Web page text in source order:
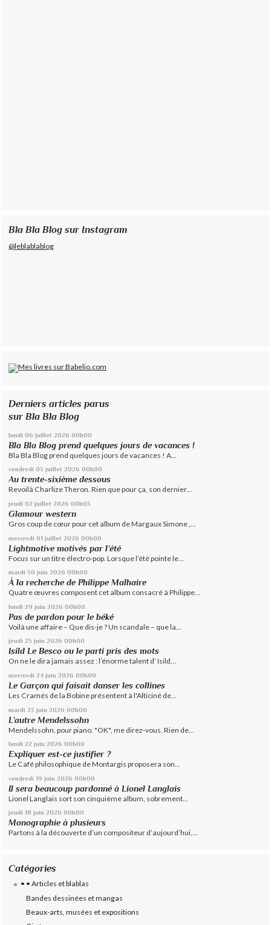
Bla Bla Blog sur Instagram
@leblablablog
Derniers articles parus
sur Bla Bla Blog
lundi 06 juillet 2026 00h00
Bla Bla Blog prend quelques jours de vacances !
Bla Bla Blog prend quelques jours de vacances ! A...
vendredi 03 juillet 2026 00h00
Au trente-sixième dessous
Revoilà Charlize Theron. Rien que pour ça, son dernier...
jeudi 02 juillet 2026 00h03
Glamour western
Gros coup de cœur pour cet album de Margaux Simone ,...
mercredi 01 juillet 2026 00h00
Lightmotive motivés par l’été
Focus sur un titre électro-pop. Lorsque l’été pointe le...
mardi 30 juin 2026 00h00
À la recherche de Philippe Malhaire
Quatre œuvres composent cet album consacré à Philippe...
lundi 29 juin 2026 00h00
Pas de pardon pour le béké
Voilà une affaire – Que dis-je ? Un scandale – que la...
jeudi 25 juin 2026 00h00
Isild Le Besco ou le parti pris des mots
On ne le dira jamais assez : l’énorme talent d’ Isild...
mercredi 24 juin 2026 00h00
Le Garçon qui faisait danser les collines
Les Cramés de la Bobine présentent à l'Alticiné de...
mardi 23 juin 2026 00h00
L’autre Mendelssohn
Mendelssohn, pour piano. "OK", me direz-vous. Rien de...
lundi 22 juin 2026 00h00
Expliquer est-ce justifier ?
Le Café philosophique de Montargis proposera son...
vendredi 19 juin 2026 00h00
Il sera beaucoup pardonné à Lionel Langlais
Lionel Langlais sort son cinquième album, sobrement...
jeudi 18 juin 2026 00h00
Monographie à plusieurs
Partons à la découverte d’un compositeur d’aujourd’hui,...
Catégories
• • Articles et blablas
Bandes dessinées et mangas
Beaux-arts, musées et expositions